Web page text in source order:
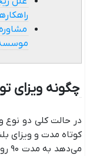
چگونه ویزای
در حالت کلی دو نوع
کوتاه مدت و ویزای